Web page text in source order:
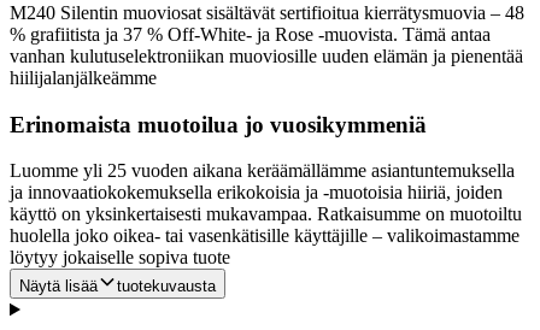
M240 Silentin muoviosat sisältävät sertifioitua kierrätysmuovia – 48
% grafiitista ja 37 % Off-White- ja Rose -muovista. Tämä antaa
vanhan kulutuselektroniikan muoviosille uuden elämän ja pienentää
hiilijalanjälkeämme
Erinomaista muotoilua jo vuosikymmeniä
Luomme yli 25 vuoden aikana keräämällämme asiantuntemuksella
ja innovaatiokokemuksella erikokoisia ja -muotoisia hiiriä, joiden
käyttö on yksinkertaisesti mukavampaa. Ratkaisumme on muotoiltu
huolella joko oikea- tai vasenkätisille käyttäjille – valikoimastamme
löytyy jokaiselle sopiva tuote
Näytä lisää tuotekuvausta